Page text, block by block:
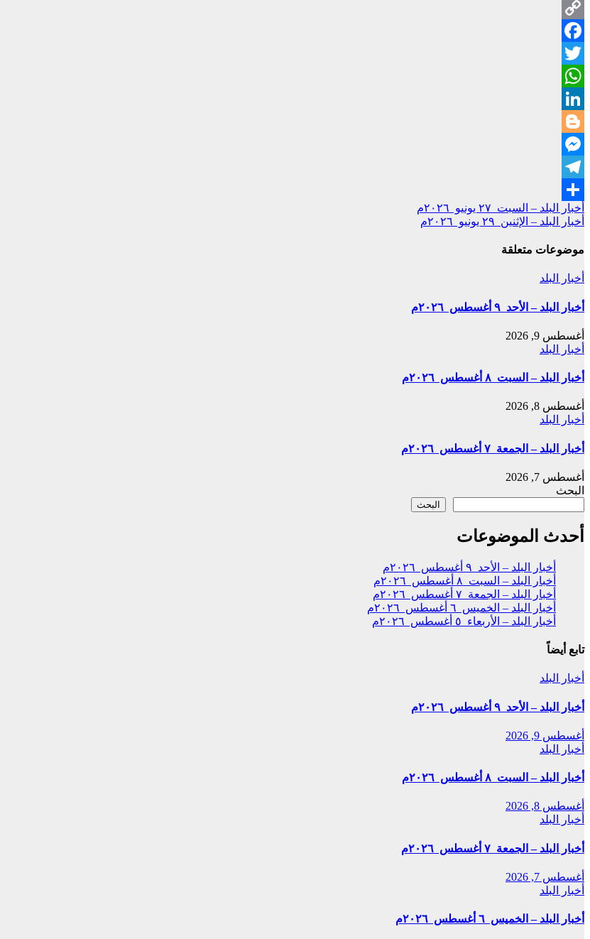
Copy
Link
Facebook
Twitter
WhatsApp
LinkedIn
Blogger
Messenger
Telegram
Share
تصفّح
المقالات
أخبار البلد – السبت ٢٧ يونيو ٢٠٢٦م
أخبار البلد – الإثنين ٢٩ يونيو ٢٠٢٦م
موضوعات متعلقة
أخبار البلد
أخبار البلد – الأحد ٩ أغسطس ٢٠٢٦م
أغسطس 9, 2026
أخبار البلد
أخبار البلد – السبت ٨ أغسطس ٢٠٢٦م
أغسطس 8, 2026
أخبار البلد
أخبار البلد – الجمعة ٧ أغسطس ٢٠٢٦م
أغسطس 7, 2026
البحث
البحث
أحدث الموضوعات
أخبار البلد – الأحد ٩ أغسطس ٢٠٢٦م
أخبار البلد – السبت ٨ أغسطس ٢٠٢٦م
أخبار البلد – الجمعة ٧ أغسطس ٢٠٢٦م
أخبار البلد – الخميس ٦ أغسطس ٢٠٢٦م
أخبار البلد – الأربعاء ٥ أغسطس ٢٠٢٦م
تابع أيضاً
أخبار البلد
أخبار البلد – الأحد ٩ أغسطس ٢٠٢٦م
أغسطس 9, 2026
أخبار البلد
أخبار البلد – السبت ٨ أغسطس ٢٠٢٦م
أغسطس 8, 2026
أخبار البلد
أخبار البلد – الجمعة ٧ أغسطس ٢٠٢٦م
أغسطس 7, 2026
أخبار البلد
أخبار البلد – الخميس ٦ أغسطس ٢٠٢٦م